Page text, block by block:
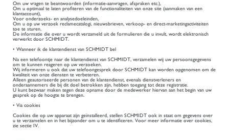
Om uw vragen te beantwoorden (informatie-aanvragen, afspraken etc.),
Om u optimaal te laten profiteren van de functionaliteiten van onze site (aanmaken van een
klantaccount),
Voor onderzoeks- en analysedoeleinden,
Om u op uw verzoek reclamecatalogi, nieuwsbrieven, verkoop- en direct-marketingactiviteiten
toe te sturen.
De informatie die over u wordt verzameld uit de formulieren die u invult, wordt elektronisch
verwerkt door SCHMIDT.
• Wanneer ik de klantendienst van SCHMIDT bel
Na een telefoontje naar de klantendienst van SCHMIDT, verzamelen wij uw persoonsgegevens
om te kunnen reageren op uw verzoeken.
Wij informeren u ook dat uw telefoongesprek door SCHMIDT kan worden opgenomen om de
kwaliteit van onze diensten te verbeteren.
Alleen geautoriseerde personen van de klantendienst, evenals dienstverleners en
onderaannemers die bij dit doel betrokken zijn, hebben toegang tot deze registratie.
U kunt bezwaar maken tegen deze opname door de medewerker hiervan aan het begin van uw
gesprek op de hoogte te brengen.
• Via cookies
Cookies die op uw apparaat zijn geïnstalleerd, stellen SCHMIDT ook in staat om gegevens over
u te verzamelen en in het bijzonder om u te identificeren. Voor meer informatie over cookies,
zie sectie IV.